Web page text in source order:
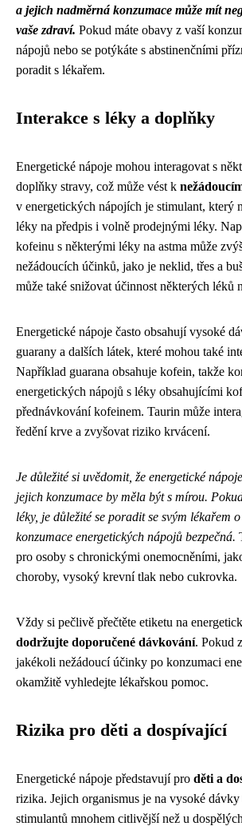
a jejich nadměrná konzumace může mít
vaše zdraví. Pokud máte obavy z vaší
nápojů nebo se potýkáte s abstinenčními
poradit s lékařem.
Interakce s léky a doplňky
Energetické nápoje mohou interagovat s
doplňky stravy, což může vést k
v energetických nápojích je stimulant, který
léky na předpis i volně prodejnými léky.
kofeinu s některými léky na astma může
nežádoucích účinků, jako je neklid, třes a
může také snižovat účinnost některých léků
Energetické nápoje často obsahují vysoké
guarany a dalších látek, které mohou také
Například guarana obsahuje kofein, takže
energetických nápojů s léky obsahujícími
přednávkování kofeinem. Taurin může
ředění krve a zvyšovat riziko krvácení.
Je důležité si uvědomit, že energetické
jejich konzumace by měla být s mírou.
léky, je důležité se poradit se svým lékařem
konzumace energetických nápojů bezpečná.
pro osoby s chronickými onemocněními,
choroby, vysoký krevní tlak nebo cukrovka.
Vždy si pečlivě přečtěte etiketu na
dodržujte doporučené dávkování. Pokud
jakékoli nežádoucí účinky po konzumaci
okamžitě vyhledejte lékařskou pomoc.
Rizika pro děti a dospívající
Energetické nápoje představují pro děti a
rizika. Jejich organismus je na vysoké
stimulantů mnohem citlivější než u